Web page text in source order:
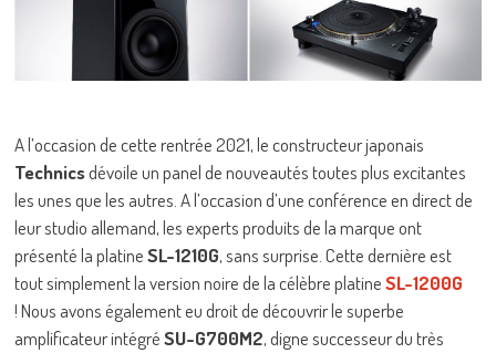
A l’occasion de cette rentrée 2021, le constructeur japonais
Technicsdévoile un panel de nouveautés toutes plus excitantes
les unes que les autres. A l’occasion d’une conférence en direct de
leur studio allemand, les experts produits de la marque ont
présenté la platineSL-1210G, sans surprise. Cette dernière est
tout simplement la version noire de la célèbre platineSL-1200G
! Nous avons également eu droit de découvrir le superbe
amplificateur intégréSU-G700M2, digne successeur du très